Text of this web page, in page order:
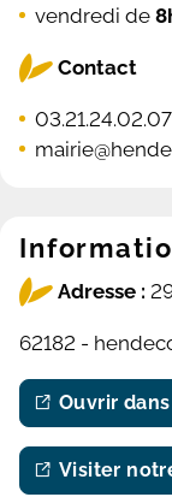
vendredi de
Contact
03.21.24.02.07
Adresse :
62182 -
Ouvrir
Visiter